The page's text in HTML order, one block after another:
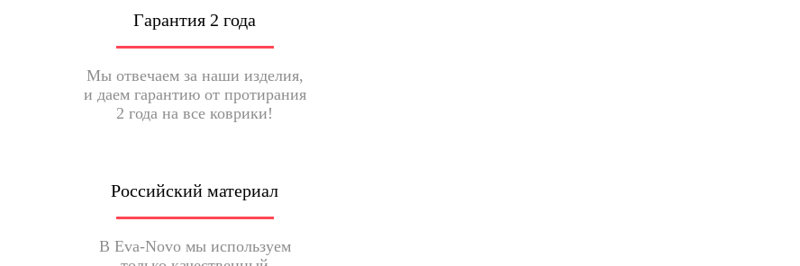
Гарантия 2 года
Мы отвечаем за наши изделия,
и даем гарантию от протирания
2 года на все коврики!
Российский материал
В Eva-Novo мы используем